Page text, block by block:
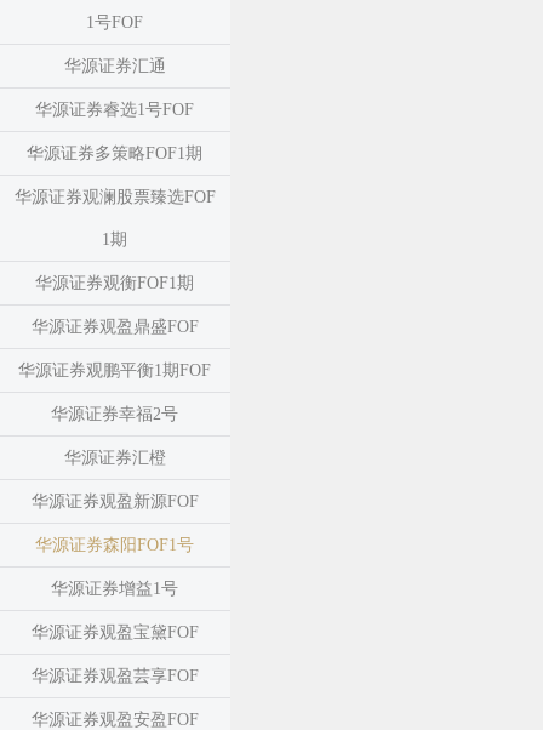
1号FOF
华源证券汇通
华源证券睿选1号FOF
华源证券多策略FOF1期
华源证券观澜股票臻选FOF
1期
华源证券观衡FOF1期
华源证券观盈鼎盛FOF
华源证券观鹏平衡1期FOF
华源证券幸福2号
华源证券汇橙
华源证券观盈新源FOF
华源证券森阳FOF1号
华源证券增益1号
华源证券观盈宝黛FOF
华源证券观盈芸享FOF
华源证券观盈安盈FOF